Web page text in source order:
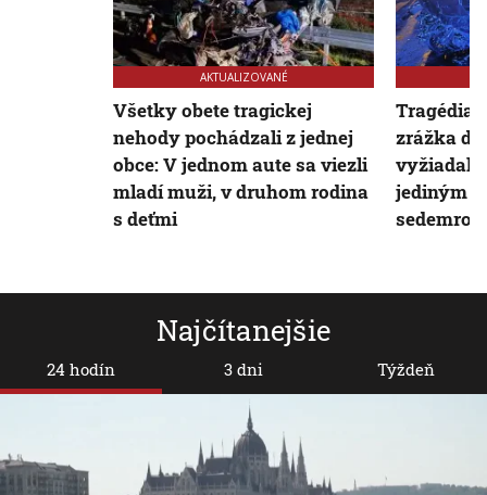
Najčítanejšie
24 hodín 3 dni Týždeň
AKTUALIZOVANÉ
Všetky obete tragickej
nehody pochádzali z jednej
obce: V jednom aute sa viezli
mladí muži, v druhom rodina
s deťmi
Tragédia
zrážka
vyžiadala
jediným